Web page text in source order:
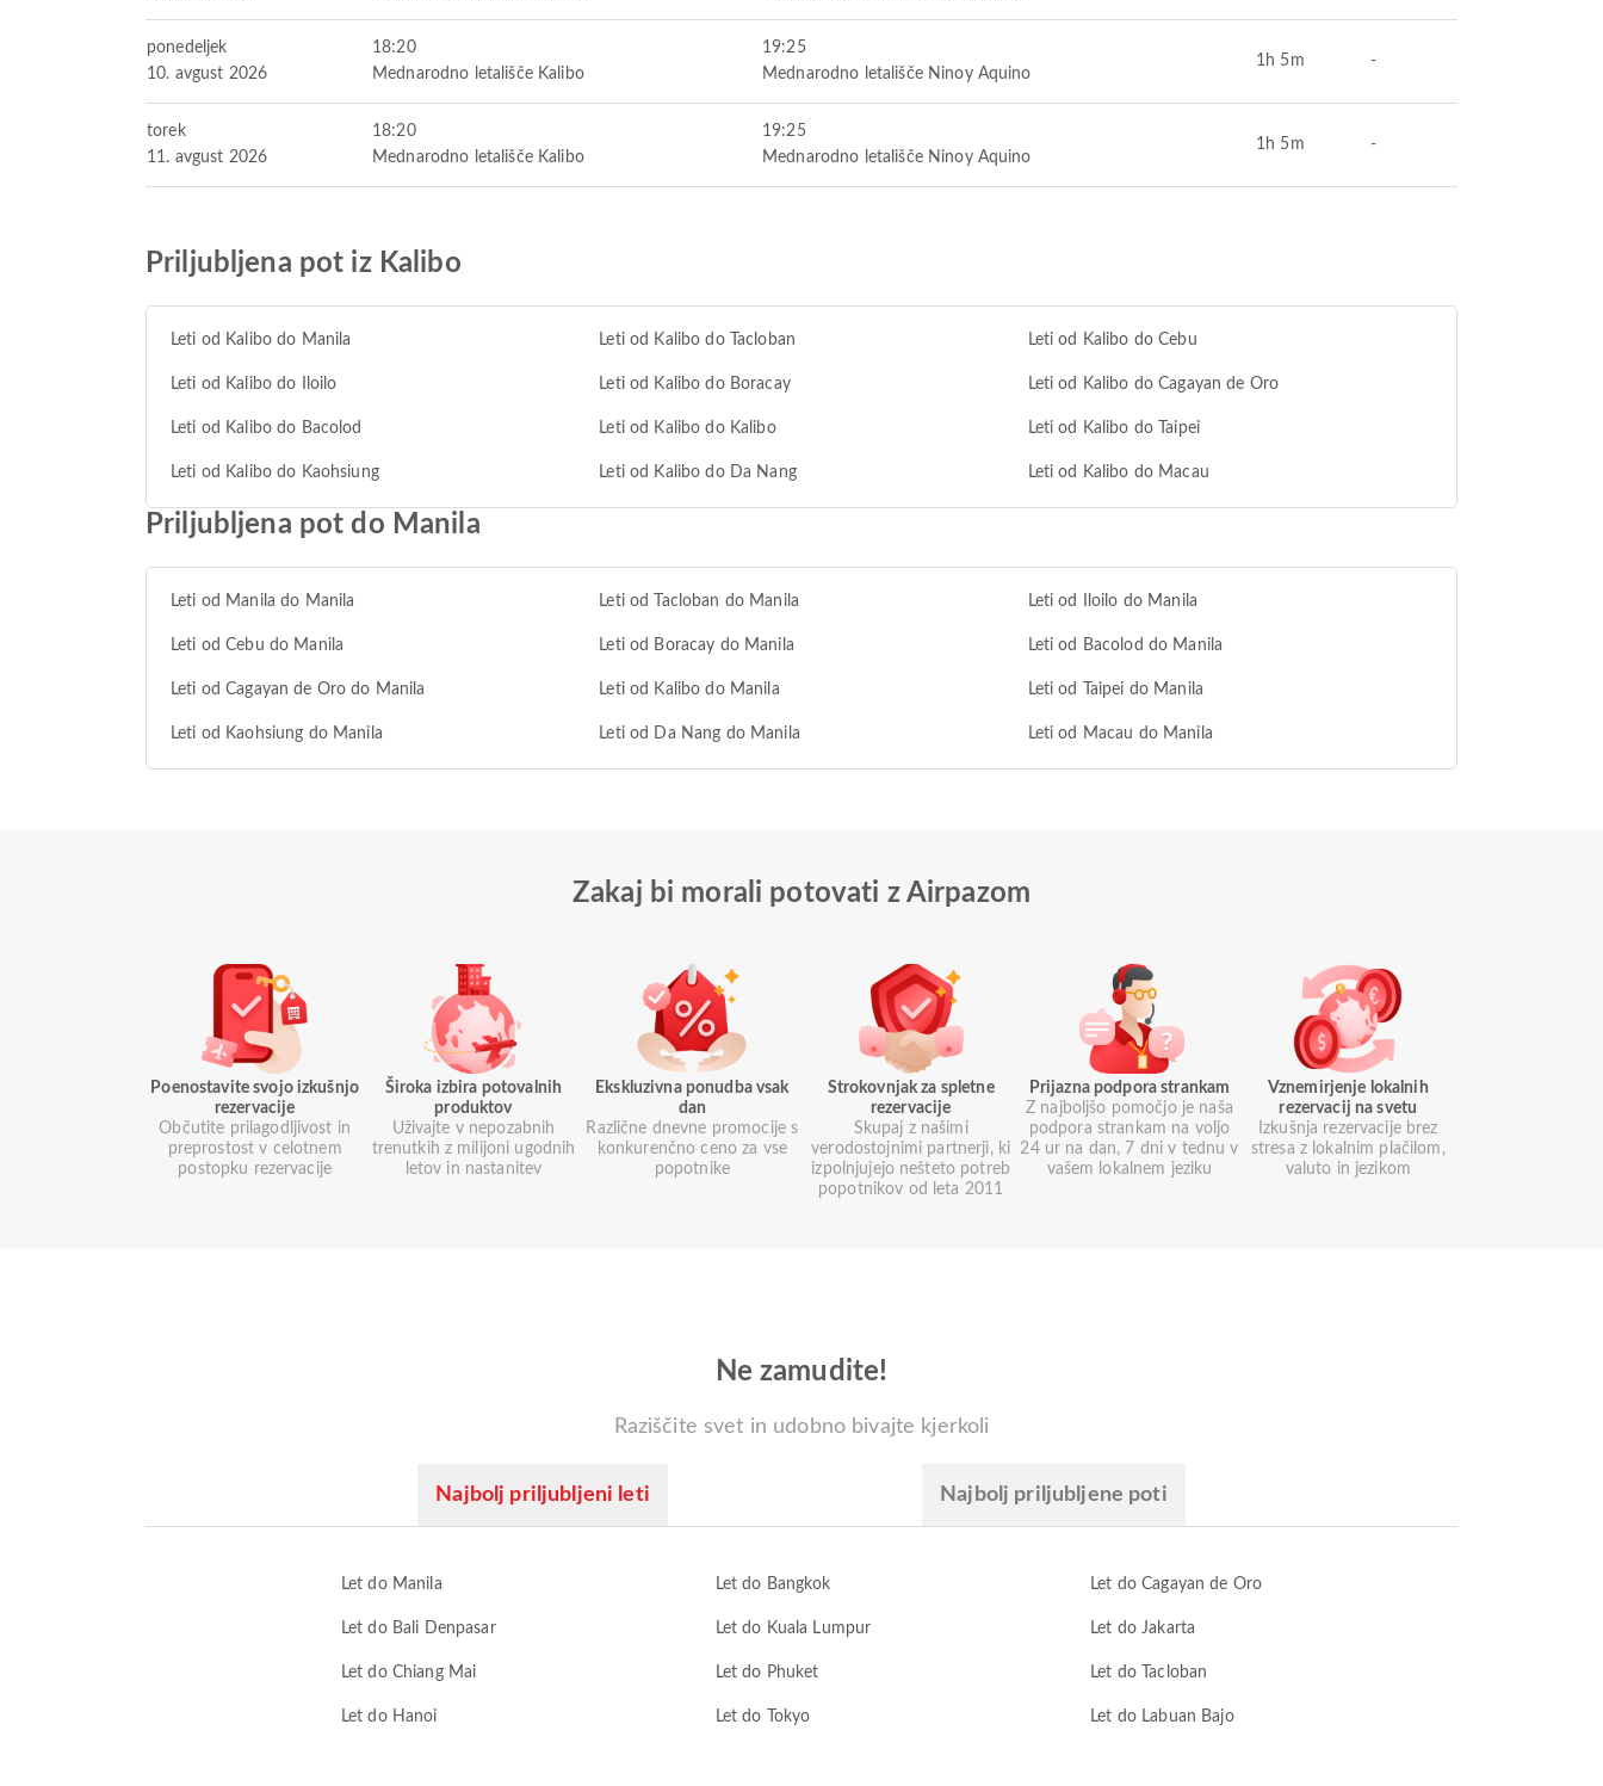
ponedeljek
10. avgust 2026
18:20
Mednarodno letališče Kalibo
19:25
Mednarodno letališče Ninoy Aquino
1h 5m -
torek
11. avgust 2026
18:20
Mednarodno letališče Kalibo
19:25
Mednarodno letališče Ninoy Aquino
1h 5m -
Priljubljena pot iz Kalibo
Leti od Kalibo do Manila Leti od Kalibo do Tacloban Leti od Kalibo do Cebu
Leti od Kalibo do Iloilo Leti od Kalibo do Boracay Leti od Kalibo do Cagayan de Oro
Leti od Kalibo do Bacolod Leti od Kalibo do Kalibo Leti od Kalibo do Taipei
Leti od Kalibo do Kaohsiung Leti od Kalibo do Da Nang Leti od Kalibo do Macau
Priljubljena pot do Manila
Leti od Manila do Manila Leti od Tacloban do Manila Leti od Iloilo do Manila
Leti od Cebu do Manila Leti od Boracay do Manila Leti od Bacolod do Manila
Leti od Cagayan de Oro do Manila Leti od Kalibo do Manila Leti od Taipei do Manila
Leti od Kaohsiung do Manila Leti od Da Nang do Manila Leti od Macau do Manila
Zakaj bi morali potovati z Airpazom
Poenostavite svojo izkušnjo
rezervacije
Občutite prilagodljivost in
preprostost v celotnem
postopku rezervacije
Široka izbira potovalnih
produktov
Uživajte v nepozabnih
trenutkih z milijoni ugodnih
letov in nastanitev
Ekskluzivna ponudba vsak
dan
Različne dnevne promocije s
konkurenčno ceno za vse
popotnike
Strokovnjak za spletne
rezervacije
Skupaj z našimi
verodostojnimi partnerji, ki
izpolnjujejo nešteto potreb
popotnikov od leta 2011
Prijazna podpora strankam
Z najboljšo pomočjo je naša
podpora strankam na voljo
24 ur na dan, 7 dni v tednu v
vašem lokalnem jeziku
Vznemirjenje lokalnih
rezervacij na svetu
Izkušnja rezervacije brez
stresa z lokalnim plačilom,
valuto in jezikom
Ne zamudite!
Raziščite svet in udobno bivajte kjerkoli
Najbolj priljubljeni leti Najbolj priljubljene poti
Let do Manila Let do Bangkok Let do Cagayan de Oro
Let do Bali Denpasar Let do Kuala Lumpur Let do Jakarta
Let do Chiang Mai Let do Phuket Let do Tacloban
Let do Hanoi Let do Tokyo Let do Labuan Bajo